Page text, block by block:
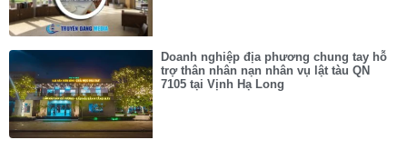
Doanh nghiệp địa phương chung tay hỗ
trợ thân nhân nạn nhân vụ lật tàu QN
7105 tại Vịnh Hạ Long